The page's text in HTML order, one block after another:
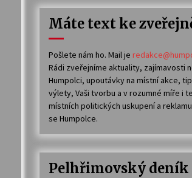
Máte text ke
Pošlete nám ho. Mail je
Rádi zveřejníme aktuality, zajímavosti
Humpolci, upoutávky na místní akce,
výlety, Vaši tvorbu a v rozumné míře i
místních politických uskupení a
se Humpolce.
Pelhřimovský deník